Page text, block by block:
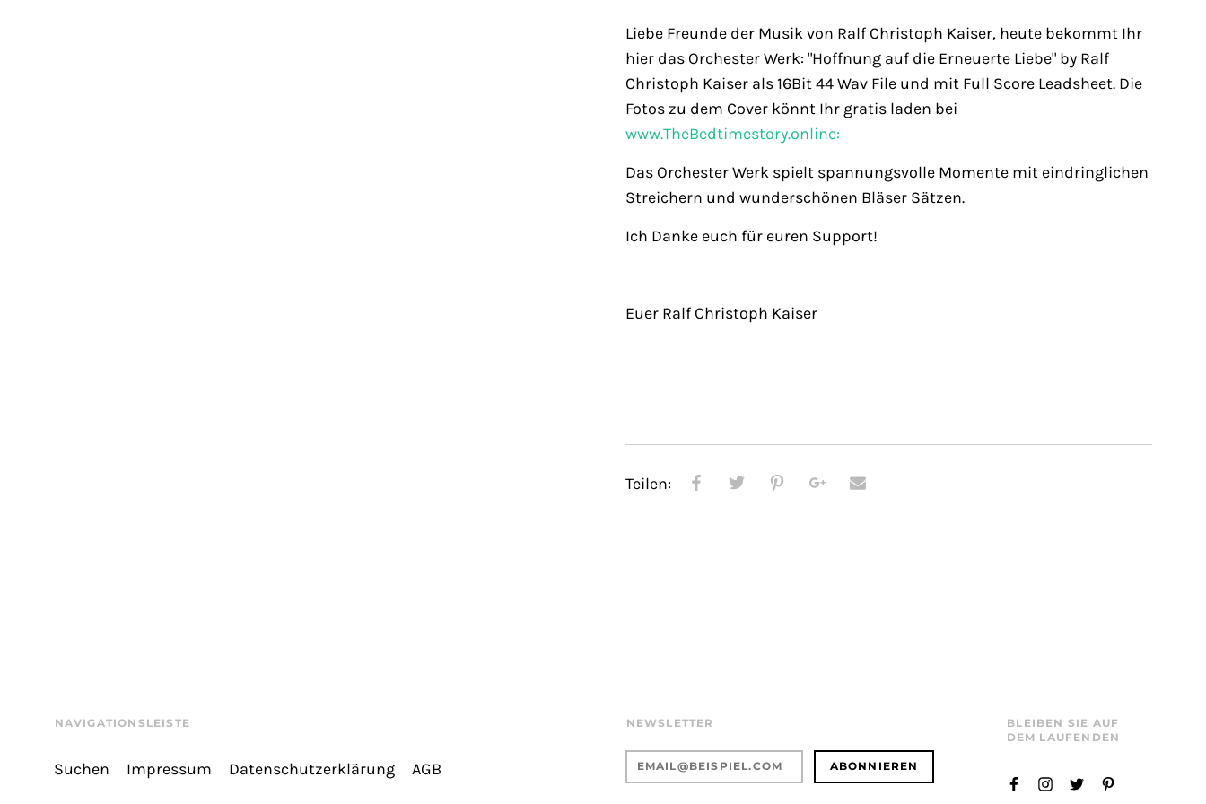
Liebe Freunde der Musik von Ralf Christoph Kaiser, heute bekommt Ihr
hier das Orchester Werk: "Hoffnung auf die Erneuerte Liebe" by Ralf
Christoph Kaiser als 16Bit 44 Wav File und mit Full Score Leadsheet. Die
Fotos zu dem Cover könnt Ihr gratis laden bei
www.TheBedtimestory.online:
Das Orchester Werk spielt spannungsvolle Momente mit eindringlichen
Streichern und wunderschönen Bläser Sätzen.
Ich Danke euch für euren Support!
Euer Ralf Christoph Kaiser
Teilen:
NAVIGATIONSLEISTE
Suchen Impressum Datenschutzerklärung AGB
NEWSLETTER
ABONNIEREN
BLEIBEN SIE AUF
DEM LAUFENDEN